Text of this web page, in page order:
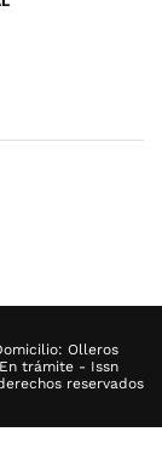
Olleros
trámite - Issn
reservados